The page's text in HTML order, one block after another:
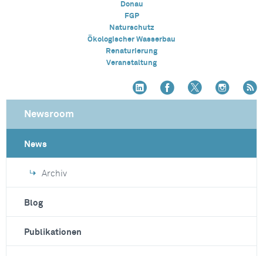
Donau
FGP
Naturschutz
Ökologischer Wasserbau
Renaturierung
Veranstaltung
Newsroom
News
Archiv
Blog
Publikationen